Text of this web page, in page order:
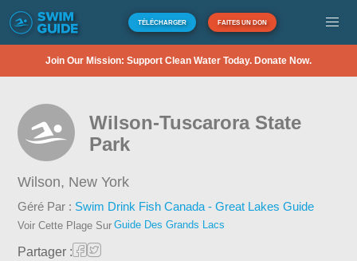
TÉLÉCHARGER FAITES UN DON
Join Our Mission: Support Clean Water Today. Donate Now.
Wilson-Tuscarora State
Park
Wilson, New York
Géré Par : Swim Drink Fish Canada - Great Lakes Guide
Voir Cette Plage Sur Guide Des Grands Lacs
Partager :